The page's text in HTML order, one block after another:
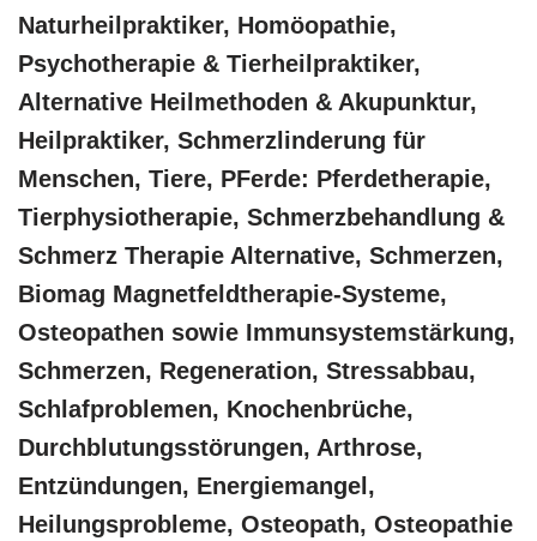
Naturheilpraktiker, ‎Homöopathie,
‎Psychotherapie & ‎Tierheilpraktiker,
Alternative Heilmethoden & Akupunktur,
Heilpraktiker, Schmerzlinderung für
Menschen, Tiere, PFerde: Pferdetherapie,
Tierphysiotherapie, Schmerzbehandlung &
Schmerz Therapie Alternative, Schmerzen,
Biomag Magnetfeldtherapie-Systeme,
Osteopathen sowie Immunsystemstärkung,
Schmerzen, Regeneration, Stressabbau,
Schlafproblemen, Knochenbrüche,
Durchblutungsstörungen, Arthrose,
Entzündungen, Energiemangel,
Heilungsprobleme, Osteopath, Osteopathie